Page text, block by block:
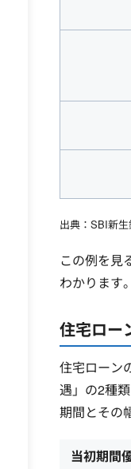
出典：SBI新
この例を見
わかります。
住宅ロー
住宅ローン
遇」の2種
期間とその
当初期間